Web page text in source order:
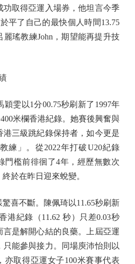
功取得亞運入場券，他坦言今季
平了自己的最快個人時間13.75
瑤教練John，期望能再提升技
雯以1分00.75秒刷新了1997年
米欄香港紀錄。她賽後興奮與
三級跳紀錄保持者，如今更是
練」。從2022年打破U20紀錄
門檻前徘徊了4年，經歷無數次
於在昨日迎來蛻變。
不斷。陳佩琦以11.65秒刷新
港紀錄（11.62 秒）只差0.03秒
言是解開心結的良藥。上屆亞運
能參與接力。同場庾沛怡則以
亦取得亞運女子100米賽事代表